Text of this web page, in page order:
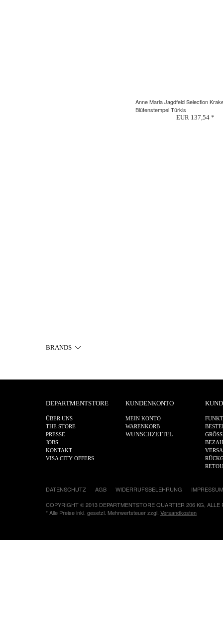
Anne Maria Jagdfeld Selection
Blütenstempel Türkis
EUR 137,54 *
BRANDS
DEPARTMENTSTORE
ÜBER UNS
THE STORE
PRESSE
JOBS
KONTAKT
VISA CITY OFFERS
KUNDENKONTO
MEIN KONTO
WARENKORB
WUNSCHZETTEL
DATENSCHUTZ AGB WIDERRUFSBELEHRUNG
IMPRESSUM
COPYRIGHT © 2013 DEPARTMENTSTORE QUARTIER 206 KG, ALLE
* Alle Preise inkl. gesetzl. Mehrwertsteuer zzgl. Versandkosten